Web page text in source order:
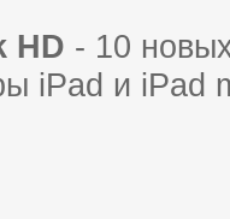
HD - 10
iPad и iPad